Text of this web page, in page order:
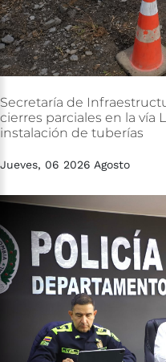
Secretaría de
cierres parciales en la vía
instalación de tuberías
Jueves, 06 2026 Agosto